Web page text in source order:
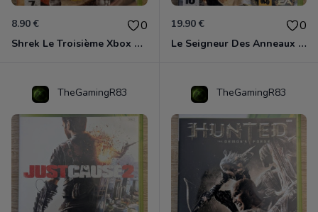
8.90 € 0
Shrek Le Troisième Xbox 360
19.90 € 0
Le Seigneur Des Anneaux - L'âge Des Conquêtes Xbox 360
TheGamingR83 TheGamingR83